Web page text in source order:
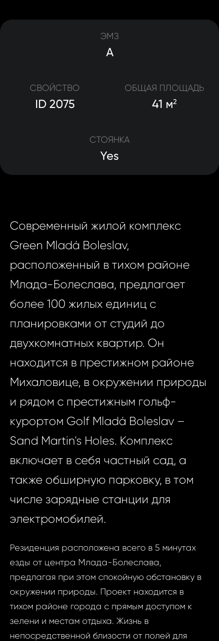
СВОЙСТВО
ID 2075
ОБЩАЯ ПЛОЩАДЬ
41 м2
СТОЯНКА
Yes
ЭМЗ
A
Современный жилой комплекс
Green Mladá Boleslav,
расположенный в тихом районе
Млада-Болеслава, предлагает
более 100 жилых единиц с
планировками от студий до
двухкомнатных квартир. Он
находится в престижном районе
Михаловице, в окружении природы
и рядом с престижным гольф-
курортом Golf Mladá Boleslav –
Sand Martin's Holes. Комплекс
включает в себя частный сад, а
также обширную парковку, в том
числе зарядные станции для
электромобилей.
Резиденция расположена всего в 5 минутах
езды от центра Млада-Болеслава,
предлагая при этом спокойную обстановку в
окружении природы. Проект находится в
тихом районе города с прямым доступом к
зелени и местам отдыха. Жизнь в
непосредственной близости от полей для